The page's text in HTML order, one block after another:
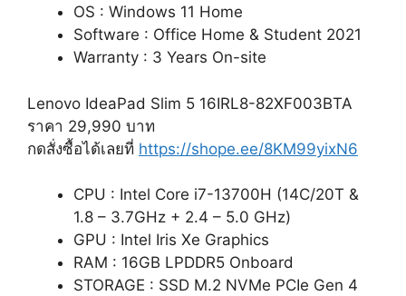
OS : Windows 11 Home
Software : Office Home & Student 2021
Warranty : 3 Years On-site
Lenovo IdeaPad Slim 5 16IRL8-82XF003BTA
ราคา 29,990 บาท
กดสั่งซื้อได้เลยที่ https://shope.ee/8KM99yixN6
CPU : Intel Core i7-13700H (14C/20T &
1.8 – 3.7GHz + 2.4 – 5.0 GHz)
GPU : Intel Iris Xe Graphics
RAM : 16GB LPDDR5 Onboard
STORAGE : SSD M.2 NVMe PCIe Gen 4